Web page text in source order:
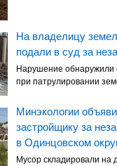
На владелицу
подали в суд за
Нарушение обнаружили
при патрулировании
Минэкологии
застройщику за
в Одинцовском
Мусор складировали на